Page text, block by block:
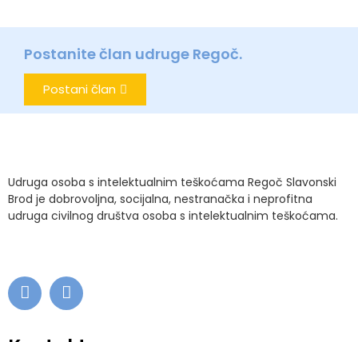
Postanite član udruge Regoč.
Postani član
Udruga osoba s intelektualnim teškoćama Regoč Slavonski
Brod je dobrovoljna, socijalna, nestranačka i neprofitna
udruga civilnog društva osoba s intelektualnim teškoćama.